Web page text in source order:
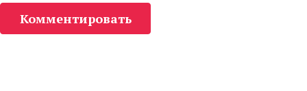
Комментировать